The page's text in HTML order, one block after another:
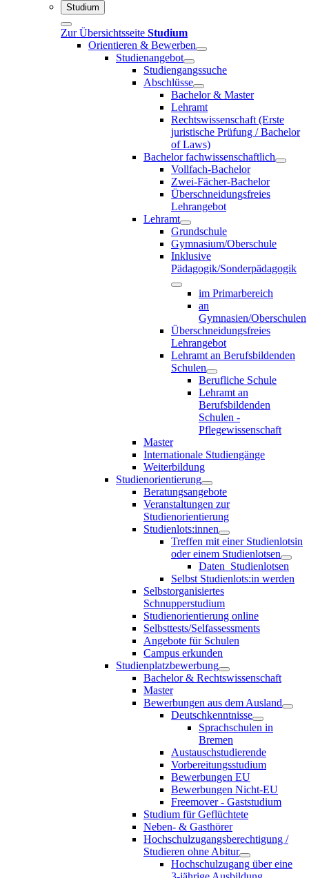
Studium
Zur Übersichtsseite Studium
Orientieren & Bewerben
Studienangebot
Studiengangssuche
Abschlüsse
Bachelor & Master
Lehramt
Rechtswissenschaft (Erste
juristische Prüfung / Bachelor
of Laws)
Bachelor fachwissenschaftlich
Vollfach-Bachelor
Zwei-Fächer-Bachelor
Überschneidungsfreies
Lehrangebot
Lehramt
Grundschule
Gymnasium/Oberschule
Inklusive
Pädagogik/Sonderpädagogik
im Primarbereich
an
Gymnasien/Oberschulen
Überschneidungsfreies
Lehrangebot
Lehramt an Berufsbildenden
Schulen
Berufliche Schule
Lehramt an
Berufsbildenden
Schulen -
Pflegewissenschaft
Master
Internationale Studiengänge
Weiterbildung
Studienorientierung
Beratungsangebote
Veranstaltungen zur
Studienorientierung
Studienlots:innen
Treffen mit einer Studienlotsin
oder einem Studienlotsen
Daten_Studienlotsen
Selbst Studienlots:in werden
Selbstorganisiertes
Schnupperstudium
Studienorientierung online
Selbsttests/Selfassessments
Angebote für Schulen
Campus erkunden
Studienplatzbewerbung
Bachelor & Rechtswissenschaft
Master
Bewerbungen aus dem Ausland
Deutschkenntnisse
Sprachschulen in
Bremen
Austauschstudierende
Vorbereitungsstudium
Bewerbungen EU
Bewerbungen Nicht-EU
Freemover - Gaststudium
Studium für Geflüchtete
Neben- & Gasthörer
Hochschulzugangsberechtigung /
Studieren ohne Abitur
Hochschulzugang über eine